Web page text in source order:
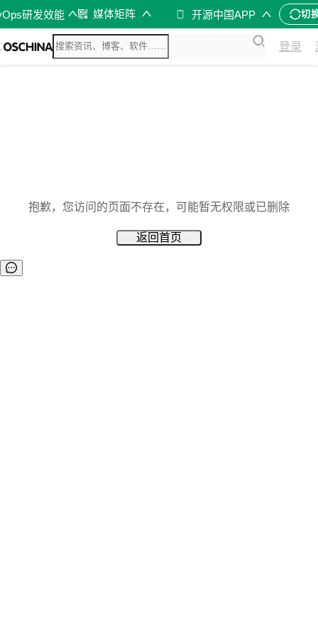
研发效能 媒体矩阵 开源中国APP 切
登录
抱歉，您访问的页面不存在，可能暂无权限或已删除
返回首页